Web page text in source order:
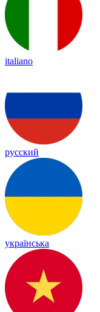
italiano
русский
українська